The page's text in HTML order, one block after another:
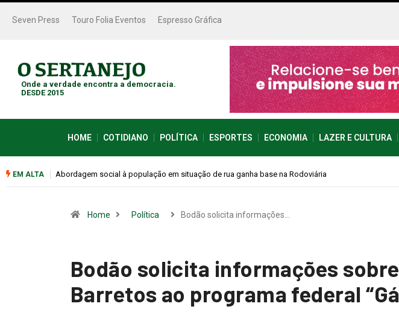
Seven Press Touro Folia Eventos Espresso Gráfica
Onde a verdade encontra a democracia.
DESDE 2015
HOME COTIDIANO POLÍTICA ESPORTES ECONOMIA LAZER E CULTURA
EM ALTA Cemitérios terão horário especial e missas no Dia dos Pais
Home Política Bodão solicita informações…
Bodão solicita informações
Barretos ao programa federal